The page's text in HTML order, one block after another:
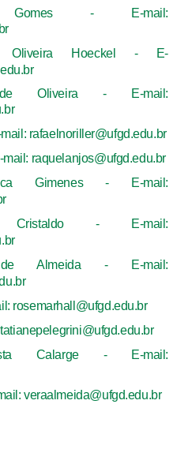
Gomes - E-mail:
Hoeckel
-
E-
de Oliveira - E-mail:
rafaelnoriller@ufgd.edu.br
raquelanjos@ufgd.edu.br
Gimenes - E-mail:
Cristaldo - E-mail:
de Almeida - E-mail:
rosemarhall@ufgd.edu.br
Calarge - E-mail:
veraalmeida@ufgd.edu.br